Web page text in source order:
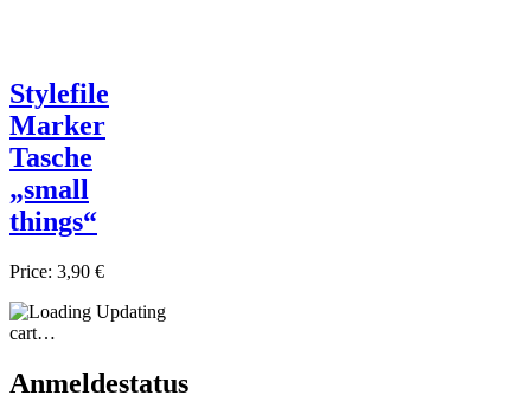
Stylefile
Marker
Tasche
„small
things“
Price: 3,90 €
Updating
cart…
Anmeldestatus